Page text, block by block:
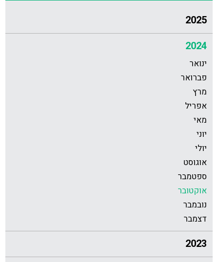
2025
2024
ינואר
פברואר
מרץ
אפריל
מאי
יוני
יולי
אוגוסט
ספטמבר
אוקטובר
נובמבר
דצמבר
2023